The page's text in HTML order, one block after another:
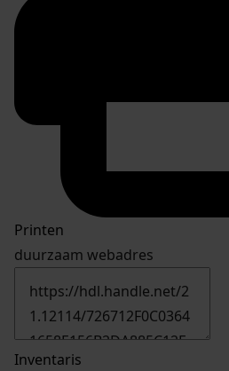
Printen
duurzaam webadres
Inventaris